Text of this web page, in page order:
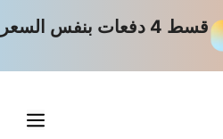
قسط 4 دفعات بنفس السعر